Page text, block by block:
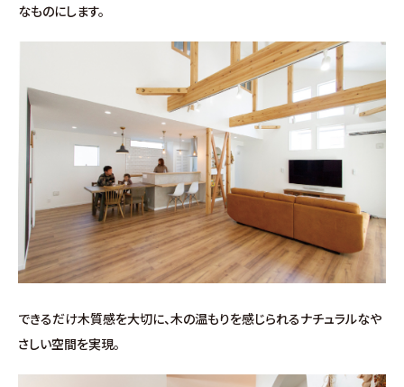
∟ご宿泊体験者フォト
∟新規分譲住宅
∟土地分譲
不動産管理 売買・賃貸仲介
中古物件買取サイト
企業情報・アクセス
∟レモンホームの取り組み
なものにします。
できるだけ木質感を大切に、木の温もりを感じられるナチュラルなや
さしい空間を実現。